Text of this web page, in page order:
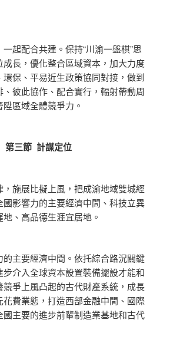
配合共建。保持“川渝一盤棋”思
長，優化整合區域資本，加大力度
保、平易近生政策協同對接，做到
彼此協作、配合實行，輻射帶動周
區域全體競爭力。
第三節 計謀定位
施展比擬上風，把成渝地域雙城經
影響力的主要經濟中間、科技立異
、高品德生涯宜居地。
主要經濟中間。依托綜合路況關鍵
介入全球資本設置裝備擺設才能和
爭上風凸起的古代財產系統，成長
花費業態，打造西部金融中間、國際
主要的進步前輩制造業基地和古代